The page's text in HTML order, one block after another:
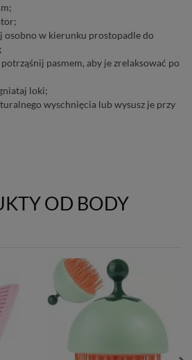
osobno w kierunku prostopadle do
pasmem, aby je zrelaksować po
loki;
wyschnięcia lub wysusz je przy
OD BODY